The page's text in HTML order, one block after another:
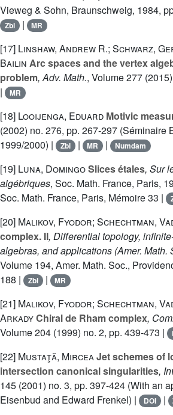
Vieweg & Sohn, Braunschweig, 1984,
Zbl | MR
[17] Linshaw, Andrew R.; Schwarz,
Bailin Arc spaces and the vertex
problem, Adv. Math., Volume 277
| MR
[18] Looijenga, Eduard Motivic
(2002) no. 276, pp. 267-297 (Séminaire
1999/2000) |
Zbl | MR | Numdam
[19] Luna, DomingoSlices étales, Sur
algébriques, Soc. Math. France, Paris,
Soc. Math. France, Paris, Mémoire 33 |
[20] Malikov, Fyodor; Schechtman,
complex. II, Differential topology,
algebras, and applications (Amer. Math.
Volume 194, Amer. Math. Soc.,
188 |
Zbl | MR
[21] Malikov, Fyodor; Schechtman,
ArkadyChiral de Rham complex,
Volume 204 (1999) no. 2, pp. 439-473 |
[22] Mustaţă, MirceaJet schemes of
intersection canonical singularities,
145 (2001) no. 3, pp. 397-424 (With an
Eisenbud and Edward Frenkel) |
DOI |